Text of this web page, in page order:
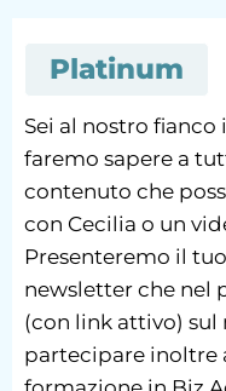
Platinum
Sei al nostro fianco
faremo sapere a
contenuto che
con Cecilia o un
Presenteremo il
newsletter che nel
(con link attivo) sul
partecipare inoltre